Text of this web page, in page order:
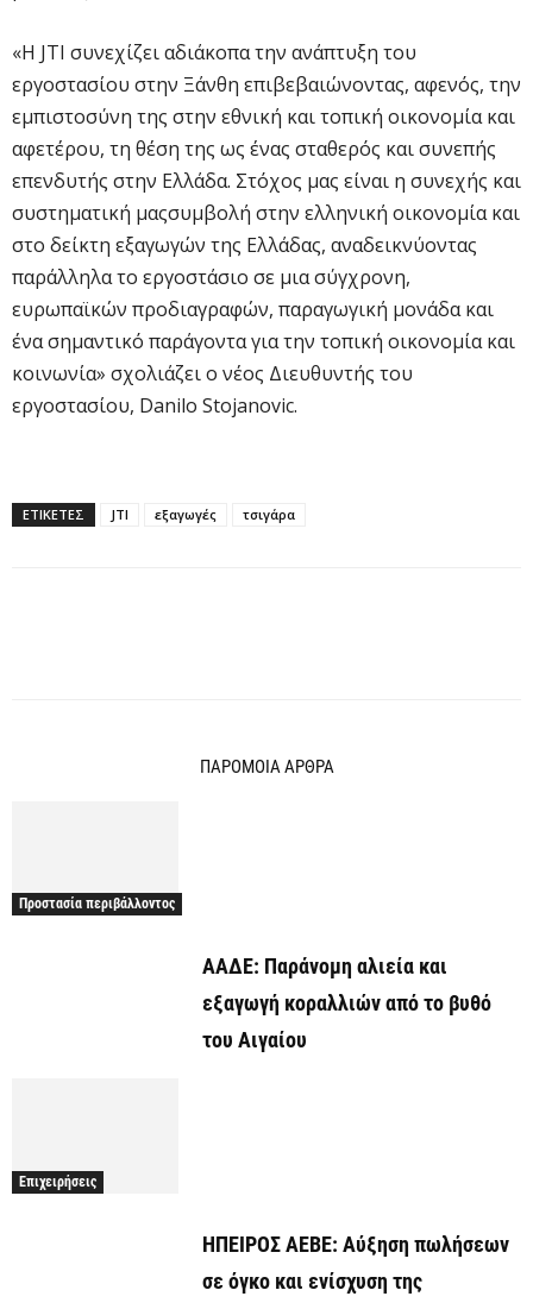
«Η JTI συνεχίζει αδιάκοπα την ανάπτυξη του
εργοστασίου στην Ξάνθη επιβεβαιώνοντας, αφενός, την
εμπιστοσύνη της στην εθνική και τοπική οικονομία και
αφετέρου, τη θέση της ως ένας σταθερός και συνεπής
επενδυτής στην Ελλάδα. Στόχος μας είναι η συνεχής και
συστηματική μαςσυμβολή στην ελληνική οικονομία και
στο δείκτη εξαγωγών της Ελλάδας, αναδεικνύοντας
παράλληλα το εργοστάσιο σε μια σύγχρονη,
ευρωπαϊκών προδιαγραφών, παραγωγική μονάδα και
ένα σημαντικό παράγοντα για την τοπική οικονομία και
κοινωνία» σχολιάζει ο νέος Διευθυντής του
εργοστασίου, Danilo Stojanovic.
ΕΤΙΚΕΤΕΣ JTI εξαγωγές τσιγάρα
ΠΑΡΟΜΟΙΑ ΑΡΘΡΑ
Προστασία περιβάλλοντος
ΑΑΔΕ: Παράνομη αλιεία και
εξαγωγή κοραλλιών από το βυθό
του Αιγαίου
Επιχειρήσεις
ΗΠΕΙΡΟΣ ΑΕΒΕ: Αύξηση πωλήσεων
σε όγκο και ενίσχυση της